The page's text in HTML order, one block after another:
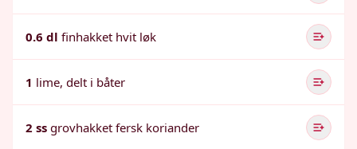
0.6 dl finhakket hvit løk
1 lime, delt i båter
2 ss grovhakket fersk koriander